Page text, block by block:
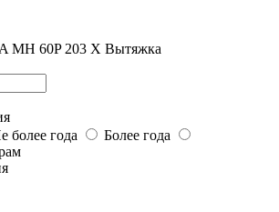
MH 60P 203 X Вытяжка
более года
Более года